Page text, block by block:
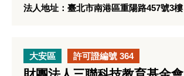
法人地址：臺北市南港區重陽路457號3樓
大安區 許可證編號 364